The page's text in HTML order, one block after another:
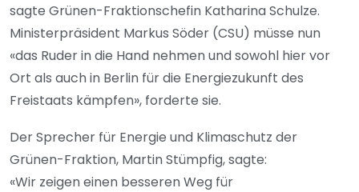
sagte Grünen-Fraktionschefin Katharina Schulze.
Ministerpräsident Markus Söder (CSU) müsse nun
«das Ruder in die Hand nehmen und sowohl hier vor
Ort als auch in Berlin für die Energiezukunft des
Freistaats kämpfen», forderte sie.
Der Sprecher für Energie und Klimaschutz der
Grünen-Fraktion, Martin Stümpfig, sagte:
«Wir zeigen einen besseren Weg für